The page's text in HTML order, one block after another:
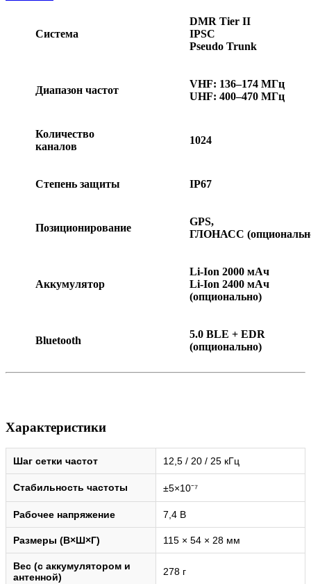
Система
DMR Tier II
IPSC
Pseudo Trunk
Диапазон частот
VHF: 136–174 МГц
UHF: 400–470 МГц
Количество
каналов
1024
Степень защиты IP67
Позиционирование
GPS,
ГЛОНАСС
Аккумулятор
Li-Ion 2000 мАч
Li-Ion 2400 мАч
(опционально)
Bluetooth
5.0 BLE + EDR
(опционально)
Характеристики
Шаг сетки частот 12,5 / 20 / 25 кГц
Стабильность частоты ±5×10⁻⁷
Рабочее напряжение 7,4 В
Размеры (В×Ш×Г) 115 × 54 × 28 мм
Вес (с аккумулятором и
антенной)
278 г